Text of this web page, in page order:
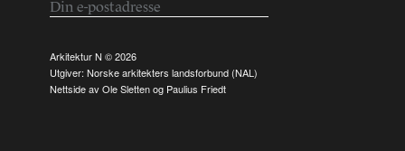
Arkitektur N © 2026
Utgiver: Norske arkitekters landsforbund (NAL)
Nettside avOle Slettenog Paulius Friedt